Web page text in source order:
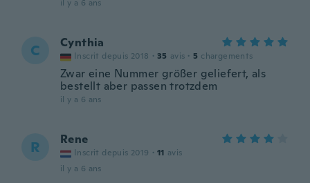
il y a 6 ans
C Cynthia
Inscrit depuis 2018 · 35 avis · 5 chargements
Zwar eine Nummer größer geliefert, als
bestellt aber passen trotzdem
il y a 6 ans
R Rene
Inscrit depuis 2019 · 11 avis
il y a 6 ans